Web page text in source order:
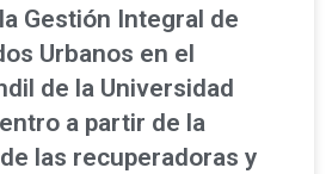
Gestión Integral de
Urbanos en el
de la Universidad
a partir de la
las recuperadoras y